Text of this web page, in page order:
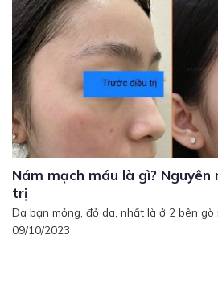
Nám mạch máu là gì? Nguyên
trị
Da bạn mỏng, đỏ da, nhất là ở 2 bên gò
09/10/2023